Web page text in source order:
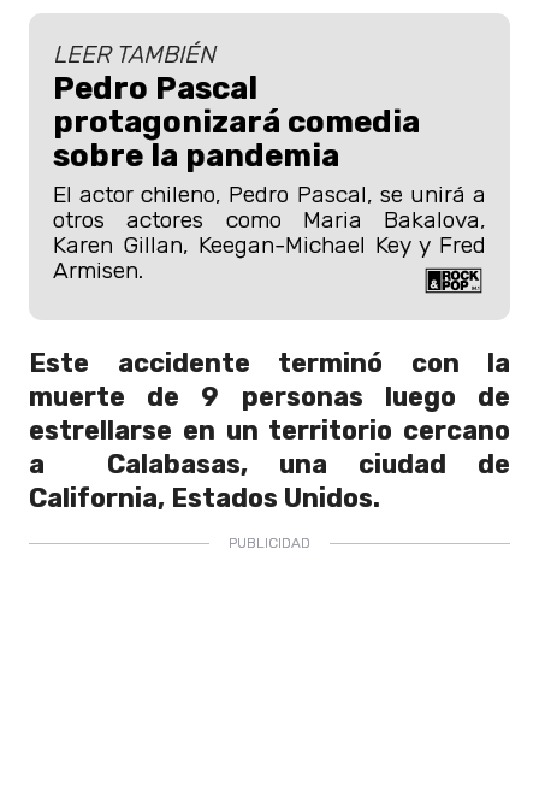
LEER TAMBIÉN
Pedro Pascal
protagonizará comedia
sobre la pandemia
El actor chileno, Pedro Pascal, se unirá a
otros actores como Maria Bakalova,
Karen Gillan, Keegan-Michael Key y Fred
Armisen.
Este accidente terminó con la
muerte de 9 personas luego de
estrellarse en un territorio cercano
a Calabasas, una ciudad de
California, Estados Unidos.